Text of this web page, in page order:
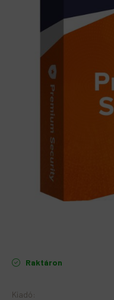
Raktáron
Kiadó: